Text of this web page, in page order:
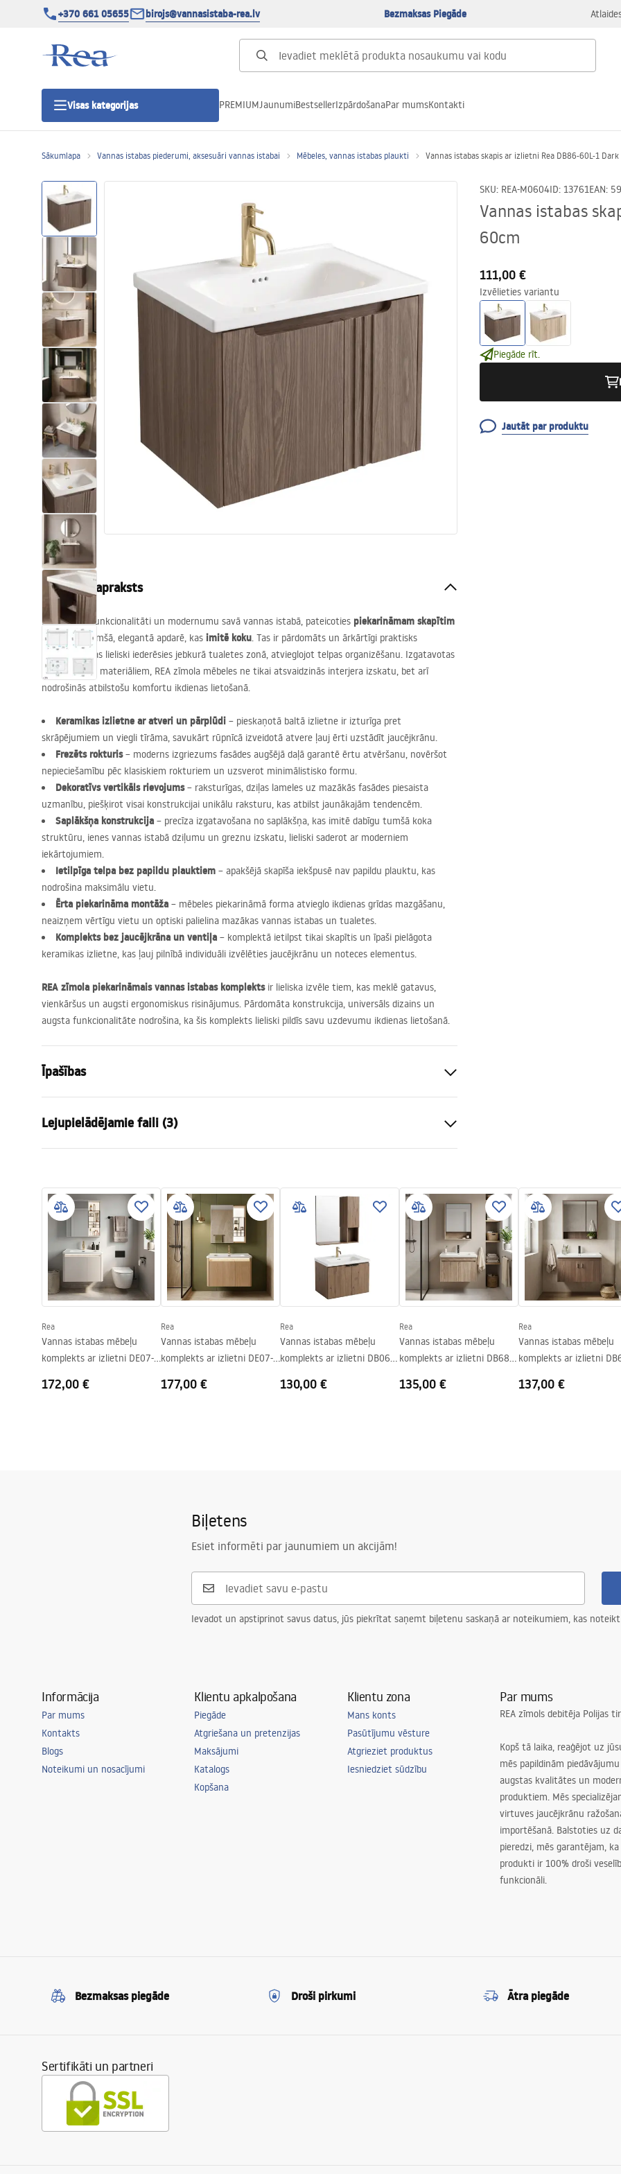
+370 661 05655 birojs@vannasistaba-rea.lv Bezmaksas Piegāde
Visas kategorijas
Vannas istabas dušas paliktņi
Lineāras dušas notekas
Izlietnes
Vannas un ekrāni
Vannas istabas jaucējkrāni
Vannas istabas dušas
Virtuve
Vannas istabas piederumi
PREMIUMJaunumiBestsellerIzpārdošanaPar mumsKontakti
Sākumlapa Vannas istabas piederumi, aksesuāri vannas istabai Mēbeles, vannas istabas plaukti Vannas istabas skapis ar izlietni Rea DB86-60L-1
SKU: REA-M0604ID: 13761EAN:
Vannas istabas
60cm
111,00 €
Izvēlieties variantu
Piegāde rīt.
Jautāt par produktu
Produkta apraksts
Novērtējiet funkcionalitāti un modernumu savā vannas istabā, pateicoties piekarināmam skapītim
ar izlietni
tumšā, elegantā apdarē, kas imitē koku. Tas ir pārdomāts un ārkārtīgi praktisks
risinājums, kas lieliski iederēsies jebkurā tualetes zonā, atvieglojot telpas organizēšanu. Izgatavotas
no izturīgiem materiāliem, REA zīmola mēbeles ne tikai atsvaidzinās interjera izskatu, bet arī
nodrošinās atbilstošu komfortu ikdienas lietošanā.
Keramikas izlietne ar atveri un pārplūdi – pieskaņotā baltā izlietne ir izturīga pret
skrāpējumiem un viegli tīrāma, savukārt rūpnīcā izveidotā atvere ļauj ērti uzstādīt jaucējkrānu.
Frezēts rokturis– moderns izgriezums fasādes augšējā daļā garantē ērtu atvēršanu, novēršot
nepieciešamību pēc klasiskiem rokturiem un uzsverot minimālistisko formu.
Dekoratīvs vertikāls rievojums– raksturīgas, dziļas lameles uz mazākās fasādes piesaista
uzmanību, piešķirot visai konstrukcijai unikālu raksturu, kas atbilst jaunākajām tendencēm.
Saplākšņa konstrukcija – precīza izgatavošana no saplākšņa, kas imitē dabīgu tumšā koka
struktūru, ienes vannas istabā dziļumu un greznu izskatu, lieliski saderot ar moderniem
iekārtojumiem.
Ietilpīga telpa bez papildu plauktiem – apakšējā skapīša iekšpusē nav papildu plauktu, kas
nodrošina maksimālu vietu.
Ērta piekarināma montāža – mēbeles piekarināmā forma atvieglo ikdienas grīdas mazgāšanu,
neaizņem vērtīgu vietu un optiski palielina mazākas vannas istabas un tualetes.
Komplekts bez jaucējkrāna un ventiļa – komplektā ietilpst tikai skapītis un īpaši pielāgota
keramikas izlietne, kas ļauj pilnībā individuāli izvēlēties jaucējkrānu un noteces elementus.
REA zīmola piekarināmais vannas istabas komplektsir lieliska izvēle tiem, kas meklē gatavus,
vienkāršus un augsti ergonomiskus risinājumus. Pārdomāta konstrukcija, universāls dizains un
augsta funkcionalitāte nodrošina, ka šis komplekts lieliski pildīs savu uzdevumu ikdienas lietošanā.
Īpašības
Uzstādīšanas veids
Materiāls
Santehnikas keramika, Saplāksnis
Platums
600
Dziļums
475
Lejupielādējamie faili (3)
Warranty_Terms_and_Conditions_
-_Furniture_-_24.pdf
manual.pdf
Manual
Instrukcja_monta__u_Szafki_DB8
6-60L-3.pdf
Rea
Vannas istabas mēbeļu
komplekts ar izlietni DE07-
172,00 €
Rea
Vannas istabas mēbeļu
komplekts ar izlietni DE07-
177,00 €
Rea
Vannas istabas mēbeļu
komplekts ar izlietni DB06-
130,00 €
Rea
Vannas istabas mēbeļu
komplekts ar izlietni DB68-
135,00 €
Rea
Vannas istabas mēbeļu
komplekts ar izlietni
137,00 €
Biļetens
Esiet informēti par jaunumiem un akcijām!
Ievadot un apstiprinot savus datus, jūs piekrītat saņemt biļetenu saskaņā ar noteikumiem, kas
Informācija
Par mums
Kontakts
Blogs
Noteikumi un nosacījumi
Klientu apkalpošana
Piegāde
Atgriešana un pretenzijas
Maksājumi
Katalogs
Kopšana
Klientu zona
Mans konts
Pasūtījumu vēsture
Atgrieziet produktus
Iesniedziet sūdzību
Par mums
REA zīmols debitēja Polijas
Kopš tā laika, reaģējot uz
mēs papildinām
augstas kvalitātes un
produktiem. Mēs
virtuves jaucējkrānu
importēšanā. Balstoties uz
pieredzi, mēs garantējam,
produkti ir 100% droši
funkcionāli.
Bezmaksas piegāde Droši pirkumi Ātra piegāde
Sertifikāti un partneri